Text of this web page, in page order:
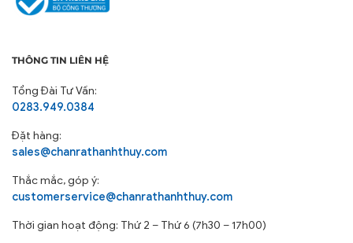
THÔNG TIN LIÊN HỆ
Tổng Đài Tư Vấn:
0283.949.0384
Đặt hàng:
sales@chanrathanhthuy.com
Thắc mắc, góp ý:
customerservice@chanrathanhthuy.com
Thời gian hoạt động: Thứ 2 – Thứ 6 (7h30 – 17h00)